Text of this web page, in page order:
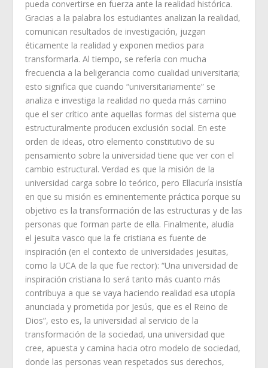
pueda convertirse en fuerza ante la realidad histórica.
Gracias a la palabra los estudiantes analizan la realidad,
comunican resultados de investigación, juzgan
éticamente la realidad y exponen medios para
transformarla. Al tiempo, se refería con mucha
frecuencia a la beligerancia como cualidad universitaria;
esto significa que cuando “universitariamente” se
analiza e investiga la realidad no queda más camino
que el ser crítico ante aquellas formas del sistema que
estructuralmente producen exclusión social. En este
orden de ideas, otro elemento constitutivo de su
pensamiento sobre la universidad tiene que ver con el
cambio estructural. Verdad es que la misión de la
universidad carga sobre lo teórico, pero Ellacuría insistía
en que su misión es eminentemente práctica porque su
objetivo es la transformación de las estructuras y de las
personas que forman parte de ella. Finalmente, aludía
el jesuita vasco que la fe cristiana es fuente de
inspiración (en el contexto de universidades jesuitas,
como la UCA de la que fue rector): “Una universidad de
inspiración cristiana lo será tanto más cuanto más
contribuya a que se vaya haciendo realidad esa utopía
anunciada y prometida por Jesús, que es el Reino de
Dios”, esto es, la universidad al servicio de la
transformación de la sociedad, una universidad que
cree, apuesta y camina hacia otro modelo de sociedad,
donde las personas vean respetados sus derechos,